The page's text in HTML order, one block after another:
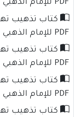
PDF للإمام الذهبي
PDF للإمام الذهبي
PDF للإمام الذهبي
PDF للإمام الذهبي